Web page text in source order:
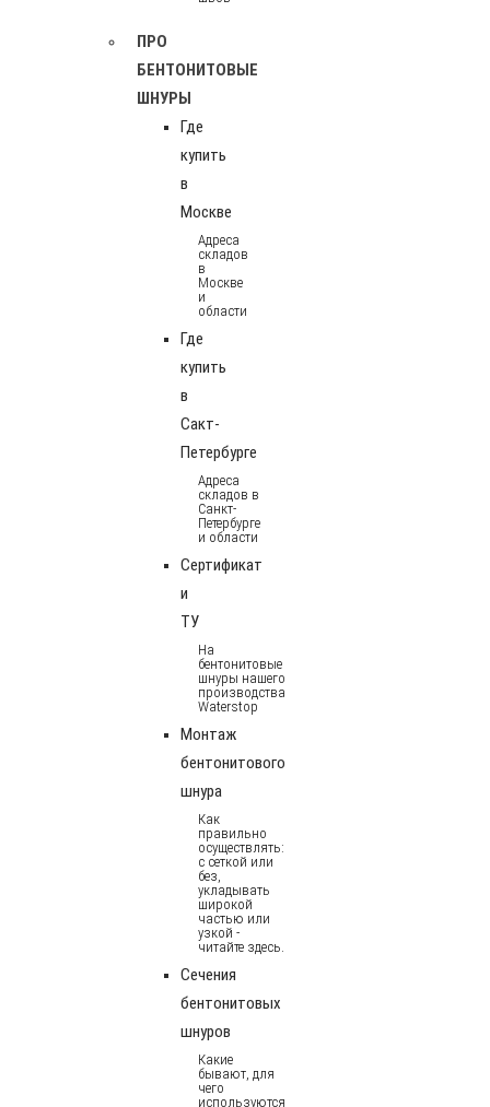
ПРО
БЕНТОНИТОВЫЕ
ШНУРЫ
Где
купить
в
Москве
Адреса
складов
в
Москве
и
области
Где
купить
в
Сакт-
Петербурге
Адреса
складов в
Санкт-
Петербурге
и области
Сертификат
и
ТУ
На
бентонитовые
шнуры нашего
производства
Waterstop
Монтаж
бентонитового
шнура
Как
правильно
осуществлять:
с сеткой или
без,
укладывать
широкой
частью или
узкой -
читайте здесь.
Сечения
бентонитовых
шнуров
Какие
бывают, для
чего
используются